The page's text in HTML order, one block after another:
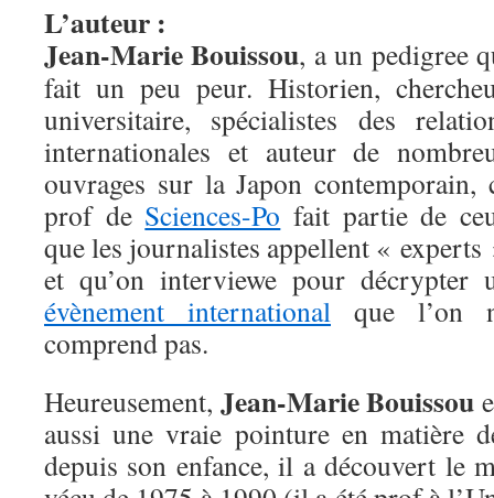
L’auteur :
Jean-Marie Bouissou, a un pedigree
fait un peu peur. Historien,
universitaire, spécialistes des
internationales et auteur de
ouvrages sur la Japon contemporain,
prof de Sciences-Po fait partie de
que les journalistes appellent « experts
et qu’on interviewe pour décrypter
évènement international que l’on
comprend pas.
Heureusement, Jean-Marie Bouissou
aussi une vraie pointure en matière
depuis son enfance, il a découvert le